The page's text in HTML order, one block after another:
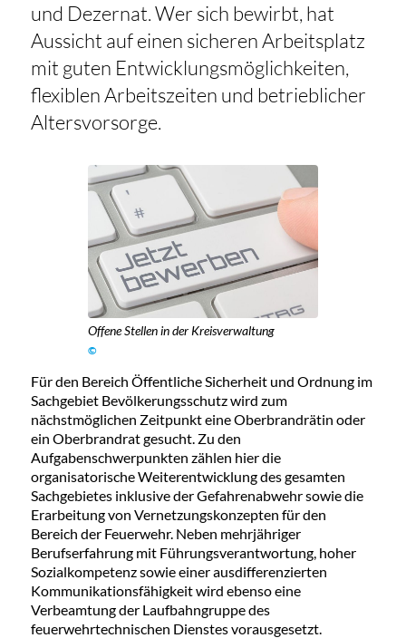
und Dezernat. Wer sich bewirbt, hat
Aussicht auf einen sicheren Arbeitsplatz
mit guten Entwicklungsmöglichkeiten,
flexiblen Arbeitszeiten und betrieblicher
Altersvorsorge.
Offene Stellen in der Kreisverwaltung
©
Für den Bereich Öffentliche Sicherheit und Ordnung im
Sachgebiet Bevölkerungsschutz wird zum
nächstmöglichen Zeitpunkt eine Oberbrandrätin oder
ein Oberbrandrat gesucht. Zu den
Aufgabenschwerpunkten zählen hier die
organisatorische Weiterentwicklung des gesamten
Sachgebietes inklusive der Gefahrenabwehr sowie die
Erarbeitung von Vernetzungskonzepten für den
Bereich der Feuerwehr. Neben mehrjähriger
Berufserfahrung mit Führungsverantwortung, hoher
Sozialkompetenz sowie einer ausdifferenzierten
Kommunikationsfähigkeit wird ebenso eine
Verbeamtung der Laufbahngruppe des
feuerwehrtechnischen Dienstes vorausgesetzt.